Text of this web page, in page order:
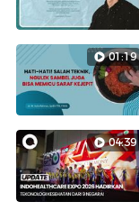
01:19
04:39